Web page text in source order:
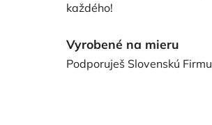
každého!
Vyrobené na mieru
Podporuješ Slovenskú Firmu